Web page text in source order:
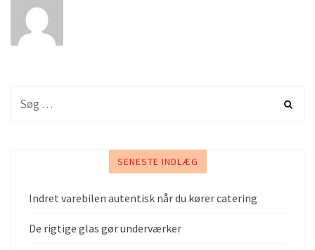
SENESTE INDLÆG
Indret varebilen autentisk når du kører catering
De rigtige glas gør underværker